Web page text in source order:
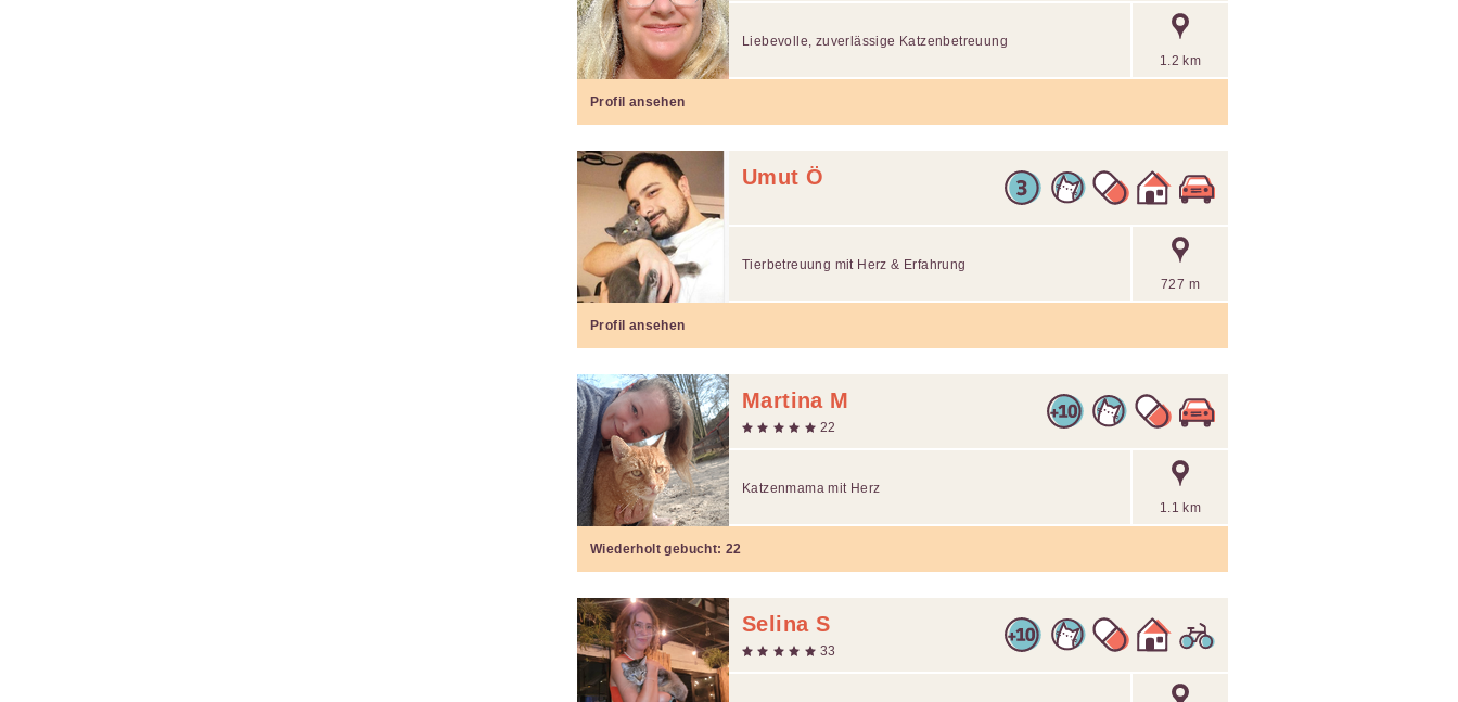
1.2 km
Liebevolle, zuverlässige Katzenbetreuung
Profil ansehen
Umut Ö
727 m
Tierbetreuung mit Herz & Erfahrung
Profil ansehen
Martina M
22
1.1 km
Katzenmama mit Herz
Wiederholt gebucht:22
Selina S
33